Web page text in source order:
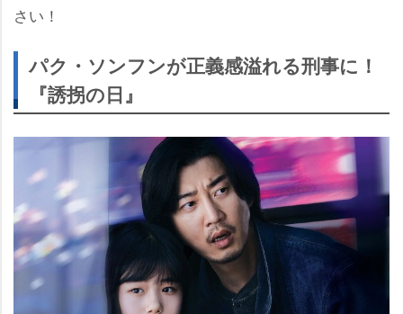
さい！
パク・ソンフンが正義感溢れる刑事に！
『誘拐の日』